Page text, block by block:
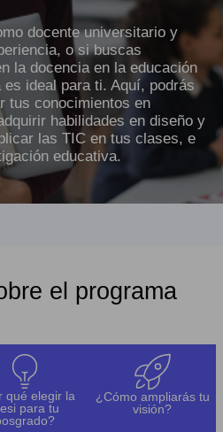
docente universitario y
o si buscas
la docencia en la educación
ideal para ti. Aquí, podrás
tus conocimientos en
habilidades en diseño y
las TIC en tus clases, e
educativa.
el programa
qué elegir la
para tu
¿Cómo ampliarás tu
visión?